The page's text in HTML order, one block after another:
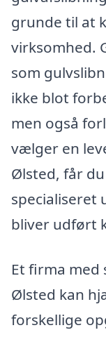
grunde til at
virksomhed.
som
ikke blot
men også
vælger en
Ølsted, får
specialiseret
bliver udført
Et firma med
Ølsted kan
forskellige